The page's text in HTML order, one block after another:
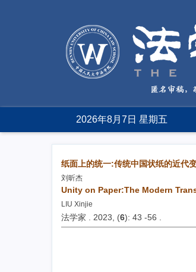
2026年8月7日 星期五
纸面上的统一:传统中国状纸的近代
刘昕杰
Unity on Paper:The Modern
LIU Xinjie
法学家 . 2023, (6): 43 -56 .